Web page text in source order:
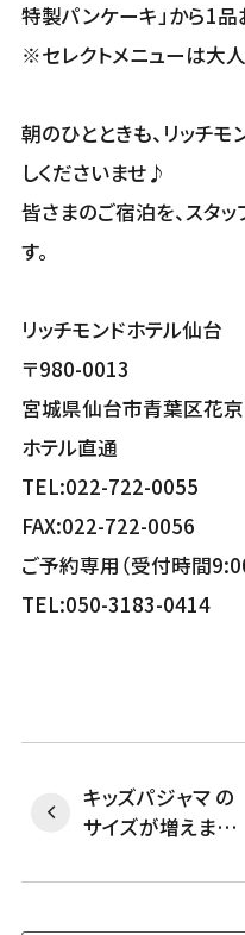
特製パンケーキ」から1
※セレクトメニューは大
朝のひとときも、リッチ
しくださいませ♪
皆さまのご宿泊を、スタ
す。
リッチモンドホテル仙台
〒980-0013
宮城県仙台市青葉区花
ホテル直通
TEL:022-722-0055
FAX:022-722-0056
ご予約専用（受付時間
TEL:050-3183-0414
キッズパジャマ の
サイズが増えまし